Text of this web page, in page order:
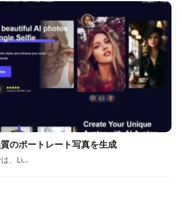
のポートレート写真を生成
は、Li…